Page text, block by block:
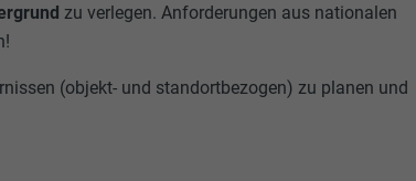
zu verlegen. Anforderungen aus nationalen
(objekt- und standortbezogen) zu planen und